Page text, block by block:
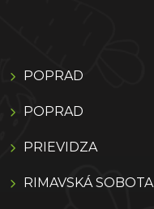
POPRAD
POPRAD
PRIEVIDZA
RIMAVSKÁ SOBOTA